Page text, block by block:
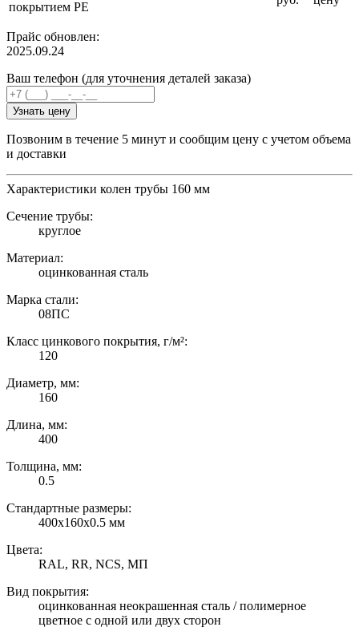
покрытием PE
Прайс обновлен:
2025.09.24
Ваш телефон (для уточнения деталей заказа)
Узнать цену
Позвоним в течение 5 минут и сообщим цену с учетом объема
и доставки
Характеристики колен трубы 160 мм
Сечение трубы:
круглое
Материал:
оцинкованная сталь
Марка стали:
08ПС
Класс цинкового покрытия, г/м²:
120
Диаметр, мм:
160
Длина, мм:
400
Толщина, мм:
0.5
Стандартные размеры:
400х160х0.5 мм
Цвета:
RAL, RR, NCS, МП
Вид покрытия:
оцинкованная неокрашенная сталь / полимерное
цветное с одной или двух сторон